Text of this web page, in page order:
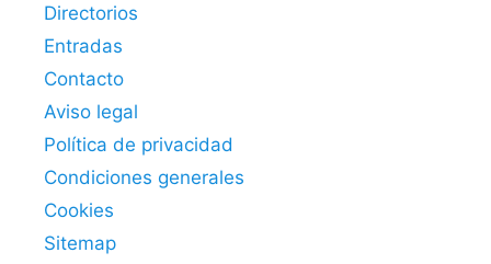
Directorios
Entradas
Contacto
Aviso legal
Política de privacidad
Condiciones generales
Cookies
Sitemap